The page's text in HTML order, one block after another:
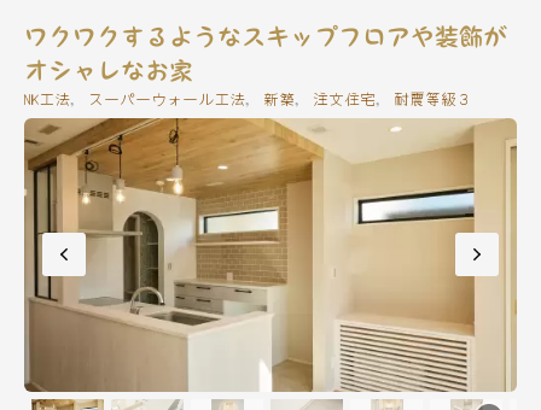
ワクワクするようなスキップフロアや装飾が
オシャレなお家
NK工法, スーパーウォール工法, 新築, 注文住宅, 耐震等級３